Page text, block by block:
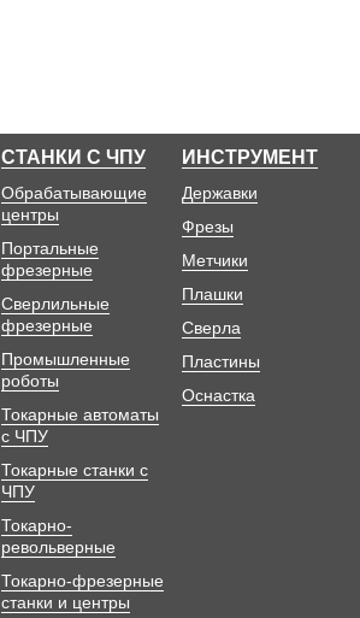
СТАНКИ С ЧПУ
Обрабатывающие
центры
Портальные
фрезерные
Сверлильные
фрезерные
Промышленные
роботы
Токарные автоматы
с ЧПУ
Токарные станки с
ЧПУ
Токарно-
револьверные
Токарно-фрезерные
станки и центры
ИНСТРУМЕНТ
Державки
Фрезы
Метчики
Плашки
Сверла
Пластины
Оснастка